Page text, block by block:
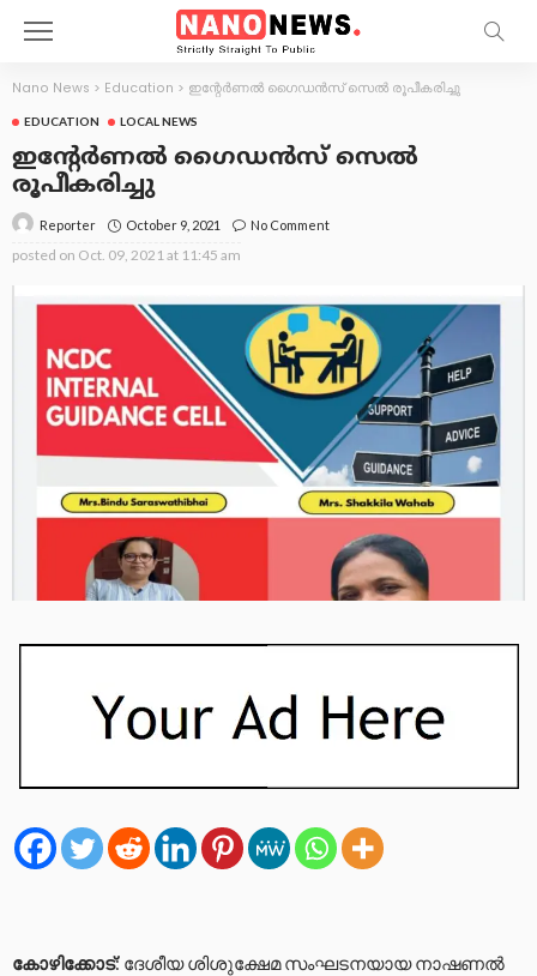
Nano News > Education > ഇന്റേർണൽ ഗൈഡൻസ് സെൽ രൂപീകരിച്ചു
EDUCATION LOCAL NEWS
ഇന്റേർണൽ ഗൈഡൻസ് സെൽ
രൂപീകരിച്ചു
Reporter October 9, 2021 No Comment
posted on Oct. 09, 2021 at 11:45 am
കോഴിക്കോട്: ദേശീയ ശിശുക്ഷേമ സംഘടനയായ നാഷണൽ